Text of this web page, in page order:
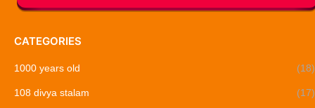
CATEGORIES
1000 years old (18)
108 divya stalam (17)